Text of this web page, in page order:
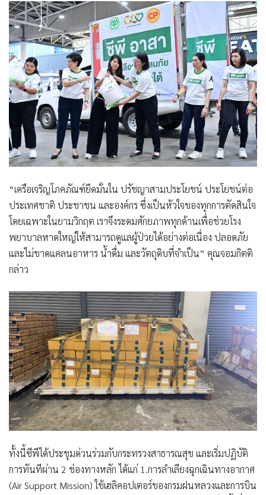
“เครือเจริญโภคภัณฑ์ยึดมั่นใน ปรัชญาสามประโยชน์ ประโยชน์ต่อ
ประเทศชาติ ประชาชน และองค์กร ซึ่งเป็นหัวใจของทุกการตัดสินใจ
โดยเฉพาะในยามวิกฤต เราจึงระดมศักยภาพทุกด้านเพื่อช่วยโรง
พยาบาลหาดใหญ่ให้สามารถดูแลผู้ป่วยได้อย่างต่อเนื่อง ปลอดภัย
และไม่ขาดแคลนอาหาร น้ำดื่ม และวัตถุดิบที่จำเป็น” คุณจอมกิตติ
กล่าว
ทั้งนี้ซีพีได้ประชุมด่วนร่วมกับกระทรวงสาธารณสุข และเริ่มปฏิบัติ
การทันทีผ่าน 2 ช่องทางหลัก ได้แก่ 1.การลำเลียงฉุกเฉินทางอากาศ
(Air Support Mission) ใช้เฮลิคอปเตอร์ของกรมฝนหลวงและการบิน